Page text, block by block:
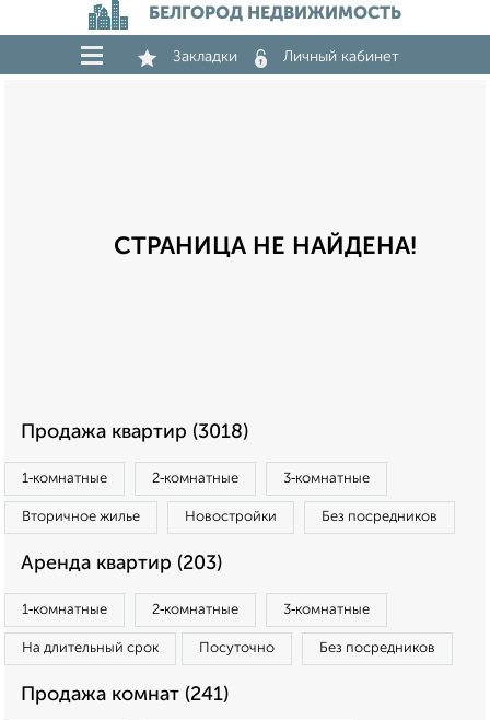
БЕЛГОРОД НЕДВИЖИМОСТЬ
Закладки Личный кабинет
СТРАНИЦА НЕ НАЙДЕНА!
Продажа квартир (3018)
1‑комнатные 2‑комнатные 3‑комнатные
Вторичное жилье Новостройки Без посредников
Аренда квартир (203)
1‑комнатные 2‑комнатные 3‑комнатные
На длительный срок Посуточно Без посредников
Продажа комнат (241)